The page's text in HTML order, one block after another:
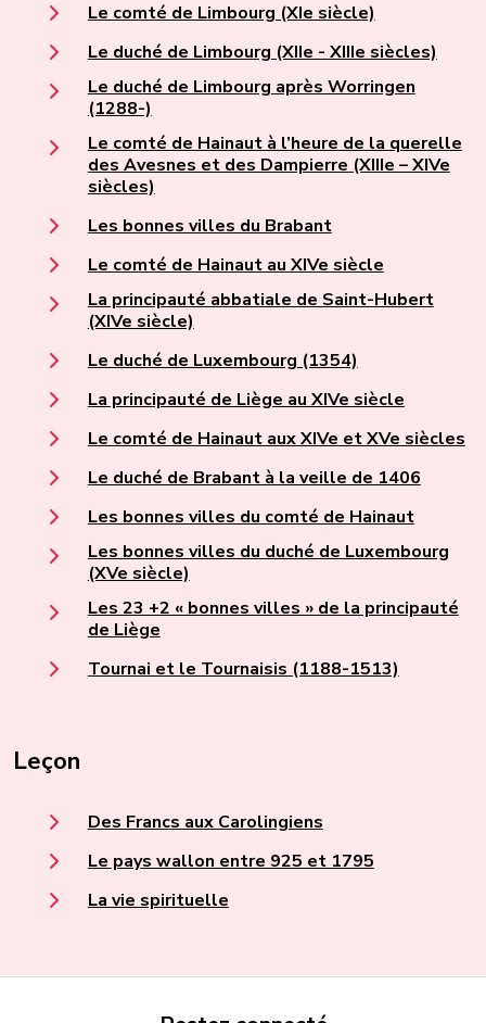
Le comté de Limbourg (XIe siècle)
Le duché de Limbourg (XIIe - XIIIe siècles)
Le duché de Limbourg après Worringen
(1288-)
Le comté de Hainaut à l’heure de la querelle
des Avesnes et des Dampierre (XIIIe – XIVe
siècles)
Les bonnes villes du Brabant
Le comté de Hainaut au XIVe siècle
La principauté abbatiale de Saint-Hubert
(XIVe siècle)
Le duché de Luxembourg (1354)
La principauté de Liège au XIVe siècle
Le comté de Hainaut aux XIVe et XVe siècles
Le duché de Brabant à la veille de 1406
Les bonnes villes du comté de Hainaut
Les bonnes villes du duché de Luxembourg
(XVe siècle)
Les 23 +2 « bonnes villes » de la principauté
de Liège
Tournai et le Tournaisis (1188-1513)
Leçon
Des Francs aux Carolingiens
Le pays wallon entre 925 et 1795
La vie spirituelle